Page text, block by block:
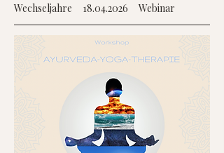
Wechseljahre 18.04.2026 Webinar